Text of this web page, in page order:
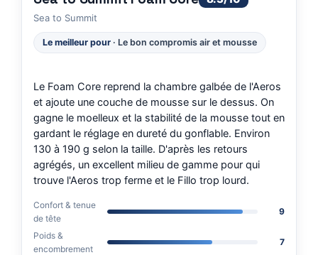
Sea to Summit
Le meilleur pour · Le bon compromis air et mousse
Le Foam Core reprend la chambre galbée de l'Aeros
et ajoute une couche de mousse sur le dessus. On
gagne le moelleux et la stabilité de la mousse tout en
gardant le réglage en dureté du gonflable. Environ
130 à 190 g selon la taille. D'après les retours
agrégés, un excellent milieu de gamme pour qui
trouve l'Aeros trop ferme et le Fillo trop lourd.
Confort & tenue
de tête
9
Poids &
encombrement
7